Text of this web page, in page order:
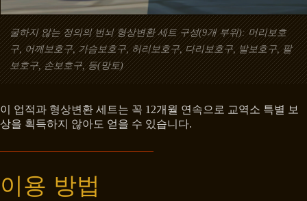
굴하지 않는 정의의 번뇌 형상변환 세트 구성(9개 부위): 머리보호
구, 어깨보호구, 가슴보호구, 허리보호구, 다리보호구, 발보호구, 팔
보호구, 손보호구, 등(망토)
이 업적과 형상변환 세트는 꼭 12개월 연속으로 교역소 특별 보
상을 획득하지 않아도 얻을 수 있습니다.
이용 방법